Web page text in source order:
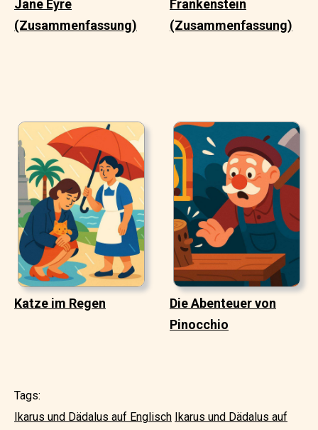
Jane Eyre
(Zusammenfassung)
Frankenstein
(Zusammenfassung)
Katze im Regen
Die Abenteuer von
Pinocchio
Tags:
Ikarus und Dädalus auf Englisch Ikarus und Dädalus auf